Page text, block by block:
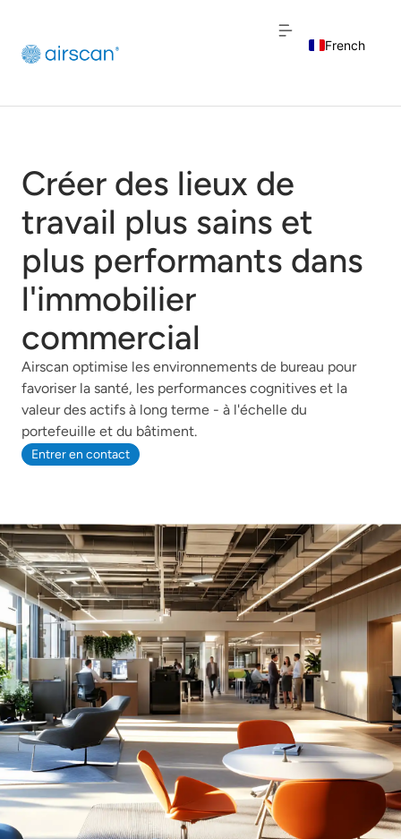
French
Dutch
Créer des lieux de
travail plus sains et
plus performants dans
l'immobilier
commercial
Airscan optimise les environnements de bureau pour
favoriser la santé, les performances cognitives et la
valeur des actifs à long terme - à l'échelle du
portefeuille et du bâtiment.
Entrer en contact